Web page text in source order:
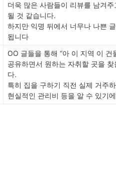
더욱 많은 사람들이 리뷰를 남겨
될 것 같습니다.
하지만 익명 뒤에서 너무나 나쁜
됩니다
OO 글들을 통해 “아 이 지역 이
공유하면서 원하는 자취할 곳을
다.
특히 집을 구하기 직전 실제 거주
현실적인 관리비 등을 알 수 있기